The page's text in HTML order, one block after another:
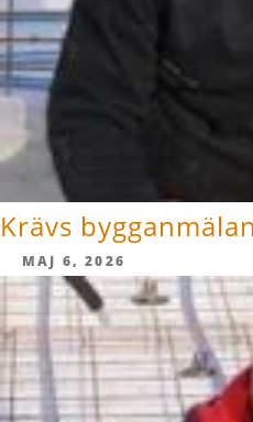
Krävs bygganmälan
MAJ 6, 2026